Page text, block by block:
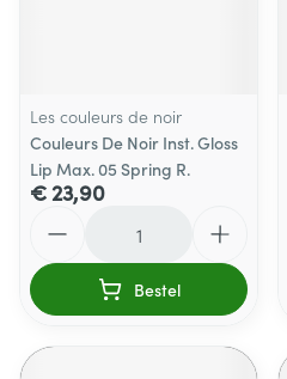
Les couleurs de noir
Couleurs De Noir Inst. Gloss
Lip Max. 05 Spring R.
€ 23,90
Bestel